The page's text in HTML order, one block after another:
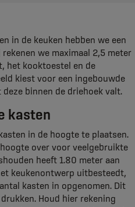
in de keuken hebben we een
we maximaal 2,5 meter
het kooktoestel en de
kiest voor een ingebouwde
binnen de driehoek valt.
kasten
in de hoogte te plaatsen.
over voor veelgebruikte
heeft 1.80 meter aan
keukenontwerp uitbesteedt,
kasten in opgenomen. Dit
Houd hier rekening